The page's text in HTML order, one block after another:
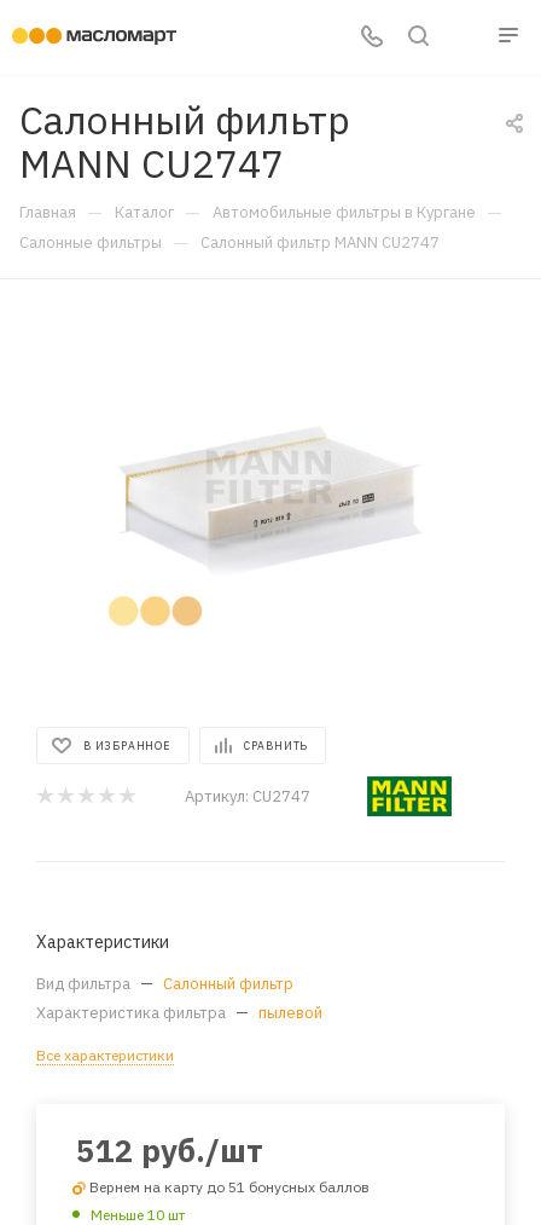
Салонный фильтр
MANN CU2747
Главная — Каталог — Автомобильные фильтры в Кургане —
Салонные фильтры — Салонный фильтр MANN CU2747
В ИЗБРАННОЕ СРАВНИТЬ
Артикул: CU2747
Характеристики
Вид фильтра — Салонный фильтр
Характеристика фильтра — пылевой
Все характеристики
512 руб./шт
Вернем на карту до 51 бонусных баллов
Меньше 10 шт